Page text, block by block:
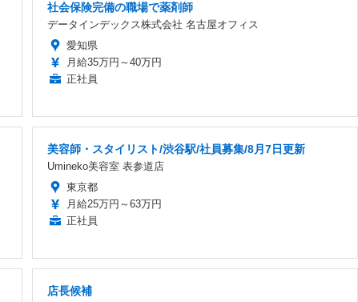
社会保険完備の職場で薬剤師
データインデックス株式会社 名古屋オフィス
愛知県
月給35万円～40万円
正社員
美容師・スタイリスト/渋谷駅/社員募集/8月7日更新
Umineko美容室 表参道店
東京都
月給25万円～63万円
正社員
店長候補